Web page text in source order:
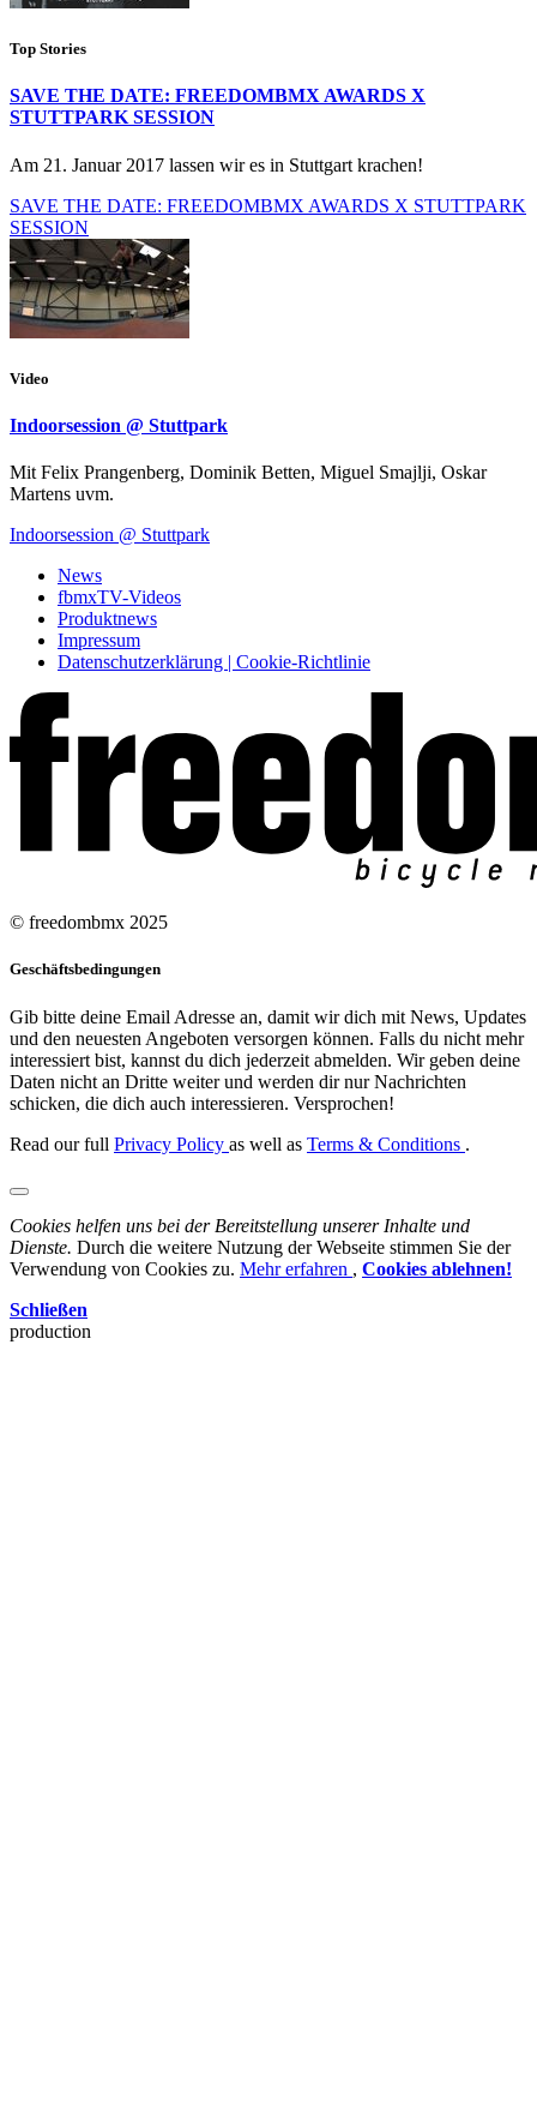
Top Stories
SAVE THE DATE: FREEDOMBMX AWARDS X
STUTTPARK SESSION
Am 21. Januar 2017 lassen wir es in Stuttgart krachen!
SAVE THE DATE: FREEDOMBMX AWARDS X STUTTPARK
SESSION
Video
Indoorsession @ Stuttpark
Mit Felix Prangenberg, Dominik Betten, Miguel Smajlji, Oskar
Martens uvm.
Indoorsession @ Stuttpark
News
fbmxTV-Videos
Produktnews
Impressum
Datenschutzerklärung | Cookie-Richtlinie
© freedombmx 2025
Geschäftsbedingungen
Gib bitte deine Email Adresse an, damit wir dich mit News, Updates
und den neuesten Angeboten versorgen können. Falls du nicht mehr
interessiert bist, kannst du dich jederzeit abmelden. Wir geben deine
Daten nicht an Dritte weiter und werden dir nur Nachrichten
schicken, die dich auch interessieren. Versprochen!
Read our full Privacy Policy as well as Terms & Conditions .
Cookies helfen uns bei der Bereitstellung unserer Inhalte und
Dienste. Durch die weitere Nutzung der Webseite stimmen Sie der
Verwendung von Cookies zu. Mehr erfahren , Cookies ablehnen!
Schließen
production